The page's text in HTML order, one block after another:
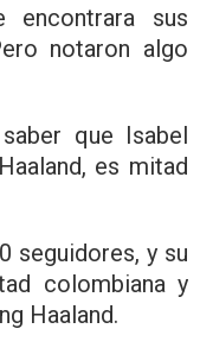
sus
notaron algo
que Isabel
es mitad
seguidores, y su
colombiana y
Haaland.